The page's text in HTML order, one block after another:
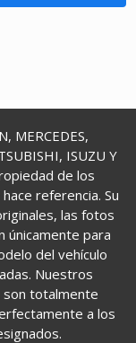
MERCEDES,
ISUZU Y
de los
referencia. Su
las fotos
únicamente para
del vehículo
Nuestros
son totalmente
a los